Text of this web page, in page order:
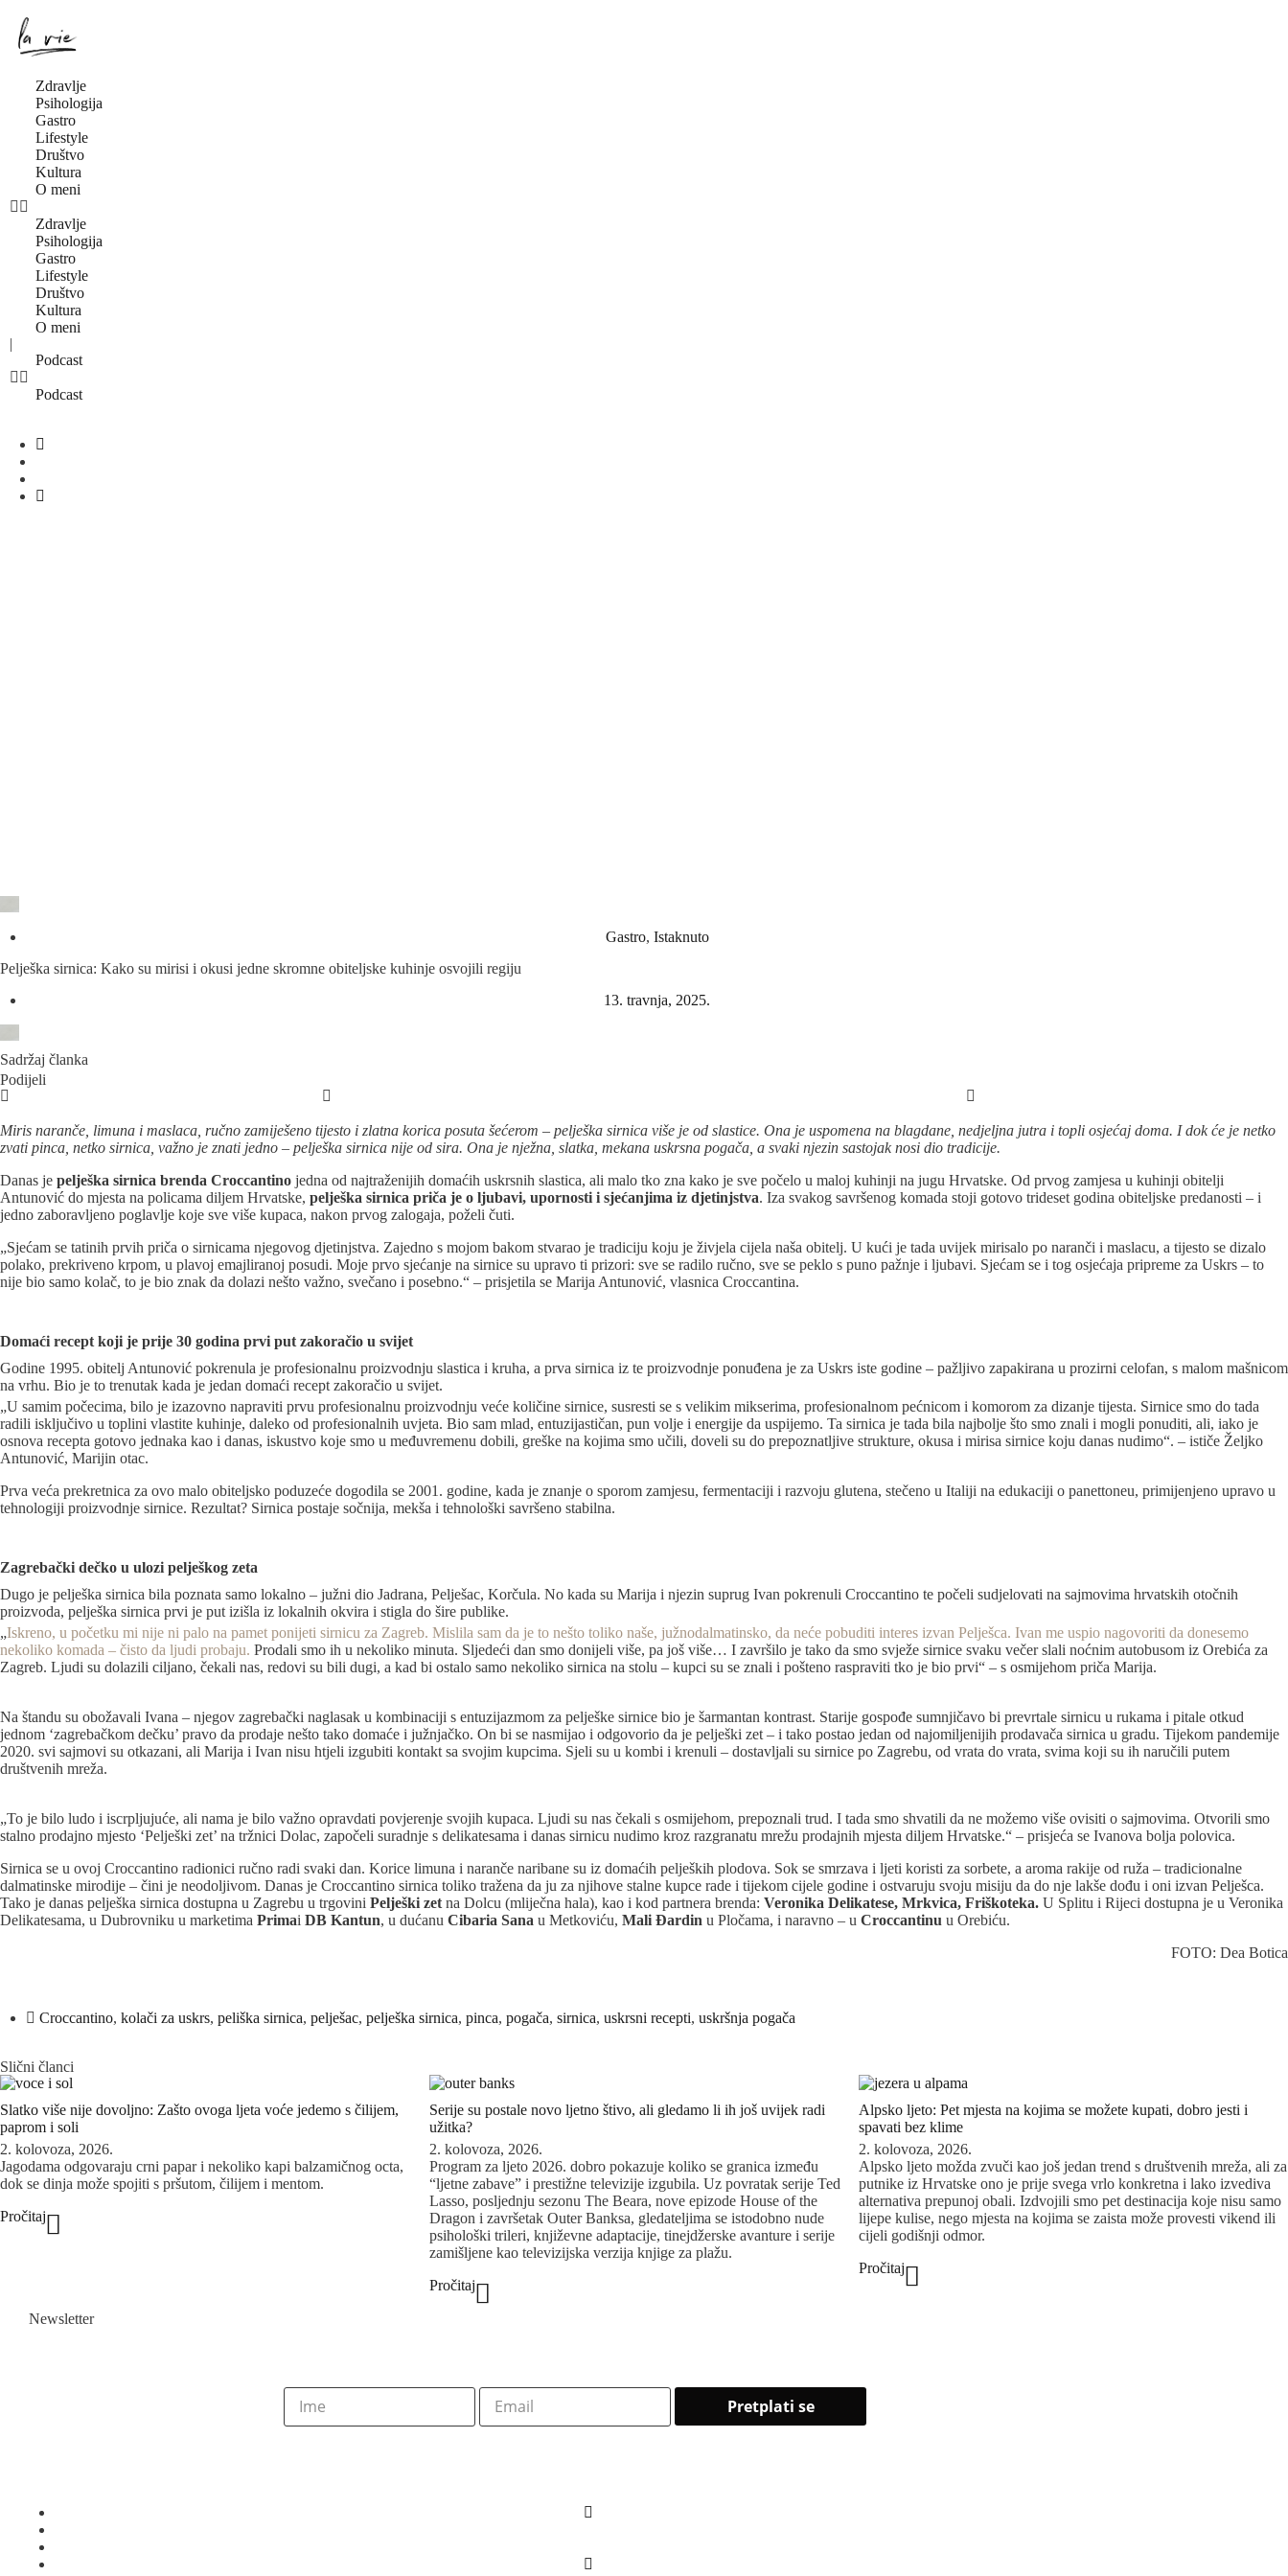
Zdravlje
Psihologija
Gastro
Lifestyle
Društvo
Kultura
O meni
Zdravlje
Psihologija
Gastro
Lifestyle
Društvo
Kultura
O meni
|
Podcast
Podcast
Gastro, Istaknuto
Pelješka sirnica: Kako su mirisi i okusi jedne skromne obiteljske kuhinje osvojili regiju
13. travnja, 2025.
Sadržaj članka
Podijeli
Miris naranče, limuna i maslaca, ručno zamiješeno tijesto i zlatna korica posuta šećerom – pelješka sirnica više je od slastice. Ona je uspomena na blagdane, nedjeljna jutra i topli osjećaj doma. I dok će je netko
zvati pinca, netko sirnica, važno je znati jedno – pelješka sirnica nije od sira. Ona je nježna, slatka, mekana uskrsna pogača, a svaki njezin sastojak nosi dio tradicije.
Danas je pelješka sirnica brenda Croccantino jedna od najtraženijih domaćih uskrsnih slastica, ali malo tko zna kako je sve počelo u maloj kuhinji na jugu Hrvatske. Od prvog zamjesa u kuhinji obitelji
Antunović do mjesta na policama diljem Hrvatske, pelješka sirnica priča je o ljubavi, upornosti i sjećanjima iz djetinjstva. Iza svakog savršenog komada stoji gotovo trideset godina obiteljske predanosti – i
jedno zaboravljeno poglavlje koje sve više kupaca, nakon prvog zalogaja, poželi čuti.
„Sjećam se tatinih prvih priča o sirnicama njegovog djetinjstva. Zajedno s mojom bakom stvarao je tradiciju koju je živjela cijela naša obitelj. U kući je tada uvijek mirisalo po naranči i maslacu, a tijesto se dizalo
polako, prekriveno krpom, u plavoj emajliranoj posudi. Moje prvo sjećanje na sirnice su upravo ti prizori: sve se radilo ručno, sve se peklo s puno pažnje i ljubavi. Sjećam se i tog osjećaja pripreme za Uskrs – to
nije bio samo kolač, to je bio znak da dolazi nešto važno, svečano i posebno.“ – prisjetila se Marija Antunović, vlasnica Croccantina.
Domaći recept koji je prije 30 godina prvi put zakoračio u svijet
Godine 1995. obitelj Antunović pokrenula je profesionalnu proizvodnju slastica i kruha, a prva sirnica iz te proizvodnje ponuđena je za Uskrs iste godine – pažljivo zapakirana u prozirni celofan, s malom mašnicom
na vrhu. Bio je to trenutak kada je jedan domaći recept zakoračio u svijet.
„U samim počecima, bilo je izazovno napraviti prvu profesionalnu proizvodnju veće količine sirnice, susresti se s velikim mikserima, profesionalnom pećnicom i komorom za dizanje tijesta. Sirnice smo do tada
radili isključivo u toplini vlastite kuhinje, daleko od profesionalnih uvjeta. Bio sam mlad, entuzijastičan, pun volje i energije da uspijemo. Ta sirnica je tada bila najbolje što smo znali i mogli ponuditi, ali, iako je
osnova recepta gotovo jednaka kao i danas, iskustvo koje smo u međuvremenu dobili, greške na kojima smo učili, doveli su do prepoznatljive strukture, okusa i mirisa sirnice koju danas nudimo“. – ističe Željko
Antunović, Marijin otac.
Prva veća prekretnica za ovo malo obiteljsko poduzeće dogodila se 2001. godine, kada je znanje o sporom zamjesu, fermentaciji i razvoju glutena, stečeno u Italiji na edukaciji o panettoneu, primijenjeno upravo u
tehnologiji proizvodnje sirnice. Rezultat? Sirnica postaje sočnija, mekša i tehnološki savršeno stabilna.
Zagrebački dečko u ulozi pelješkog zeta
Dugo je pelješka sirnica bila poznata samo lokalno – južni dio Jadrana, Pelješac, Korčula. No kada su Marija i njezin suprug Ivan pokrenuli Croccantino te počeli sudjelovati na sajmovima hrvatskih otočnih
proizvoda, pelješka sirnica prvi je put izišla iz lokalnih okvira i stigla do šire publike.
„Iskreno, u početku mi nije ni palo na pamet ponijeti sirnicu za Zagreb. Mislila sam da je to nešto toliko naše, južnodalmatinsko, da neće pobuditi interes izvan Pelješca. Ivan me uspio nagovoriti da donesemo
nekoliko komada – čisto da ljudi probaju. Prodali smo ih u nekoliko minuta. Sljedeći dan smo donijeli više, pa još više… I završilo je tako da smo svježe sirnice svaku večer slali noćnim autobusom iz Orebića za
Zagreb. Ljudi su dolazili ciljano, čekali nas, redovi su bili dugi, a kad bi ostalo samo nekoliko sirnica na stolu – kupci su se znali i pošteno raspraviti tko je bio prvi“ – s osmijehom priča Marija.
Na štandu su obožavali Ivana – njegov zagrebački naglasak u kombinaciji s entuzijazmom za pelješke sirnice bio je šarmantan kontrast. Starije gospođe sumnjičavo bi prevrtale sirnicu u rukama i pitale otkud
jednom ‘zagrebačkom dečku’ pravo da prodaje nešto tako domaće i južnjačko. On bi se nasmijao i odgovorio da je pelješki zet – i tako postao jedan od najomiljenijih prodavača sirnica u gradu. Tijekom pandemije
2020. svi sajmovi su otkazani, ali Marija i Ivan nisu htjeli izgubiti kontakt sa svojim kupcima. Sjeli su u kombi i krenuli – dostavljali su sirnice po Zagrebu, od vrata do vrata, svima koji su ih naručili putem
društvenih mreža.
„To je bilo ludo i iscrpljujuće, ali nama je bilo važno opravdati povjerenje svojih kupaca. Ljudi su nas čekali s osmijehom, prepoznali trud. I tada smo shvatili da ne možemo više ovisiti o sajmovima. Otvorili smo
stalno prodajno mjesto ‘Pelješki zet’ na tržnici Dolac, započeli suradnje s delikatesama i danas sirnicu nudimo kroz razgranatu mrežu prodajnih mjesta diljem Hrvatske.“ – prisjeća se Ivanova bolja polovica.
Sirnica se u ovoj Croccantino radionici ručno radi svaki dan. Korice limuna i naranče naribane su iz domaćih peljeških plodova. Sok se smrzava i ljeti koristi za sorbete, a aroma rakije od ruža – tradicionalne
dalmatinske mirodije – čini je neodoljivom. Danas je Croccantino sirnica toliko tražena da ju za njihove stalne kupce rade i tijekom cijele godine i ostvaruju svoju misiju da do nje lakše dođu i oni izvan Pelješca.
Tako je danas pelješka sirnica dostupna u Zagrebu u trgovini Pelješki zet na Dolcu (mliječna hala), kao i kod partnera brenda: Veronika Delikatese, Mrkvica, Friškoteka. U Splitu i Rijeci dostupna je u Veronika
Delikatesama, u Dubrovniku u marketima Primai DB Kantun, u dućanu Cibaria Sana u Metkoviću, Mali Đardin u Pločama, i naravno – u Croccantinu u Orebiću.
FOTO: Dea Botica
Croccantino,kolači za uskrs,peliška sirnica,pelješac,pelješka sirnica,pinca,pogača,sirnica,uskrsni recepti,uskršnja pogača
Slični članci
Slatko više nije dovoljno: Zašto ovoga ljeta voće jedemo s čilijem,
paprom i soli
2. kolovoza, 2026.
Jagodama odgovaraju crni papar i nekoliko kapi balzamičnog octa,
dok se dinja može spojiti s pršutom, čilijem i mentom.
Pročitaj
Serije su postale novo ljetno štivo, ali gledamo li ih još uvijek radi
užitka?
2. kolovoza, 2026.
Program za ljeto 2026. dobro pokazuje koliko se granica između
“ljetne zabave” i prestižne televizije izgubila. Uz povratak serije Ted
Lasso, posljednju sezonu The Beara, nove epizode House of the
Dragon i završetak Outer Banksa, gledateljima se istodobno nude
psihološki trileri, književne adaptacije, tinejdžerske avanture i serije
zamišljene kao televizijska verzija knjige za plažu.
Pročitaj
Alpsko ljeto: Pet mjesta na kojima se možete kupati, dobro jesti i
spavati bez klime
2. kolovoza, 2026.
Alpsko ljeto možda zvuči kao još jedan trend s društvenih mreža, ali za
putnike iz Hrvatske ono je prije svega vrlo konkretna i lako izvediva
alternativa prepunoj obali. Izdvojili smo pet destinacija koje nisu samo
lijepe kulise, nego mjesta na kojima se zaista može provesti vikend ili
cijeli godišnji odmor.
Pročitaj
Newsletter